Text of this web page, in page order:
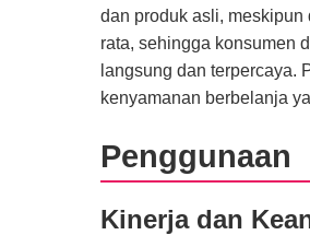
dan produk asli,
rata, sehingga konsumen
langsung dan terpercaya.
kenyamanan berbelanja
Penggunaan
Kinerja dan